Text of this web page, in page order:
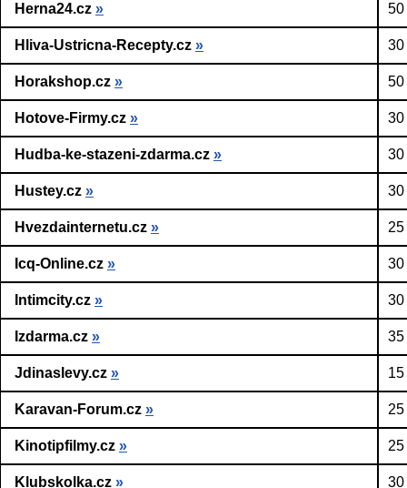
Herna24.cz » 50
Hliva-Ustricna-Recepty.cz » 30
Horakshop.cz » 50
Hotove-Firmy.cz » 30
Hudba-ke-stazeni-zdarma.cz » 30
Hustey.cz » 30
Hvezdainternetu.cz »
Icq-Online.cz » 30
Intimcity.cz » 30
Izdarma.cz » 35
Jdinaslevy.cz »
Karavan-Forum.cz »
Kinotipfilmy.cz »
Klubskolka.cz » 30